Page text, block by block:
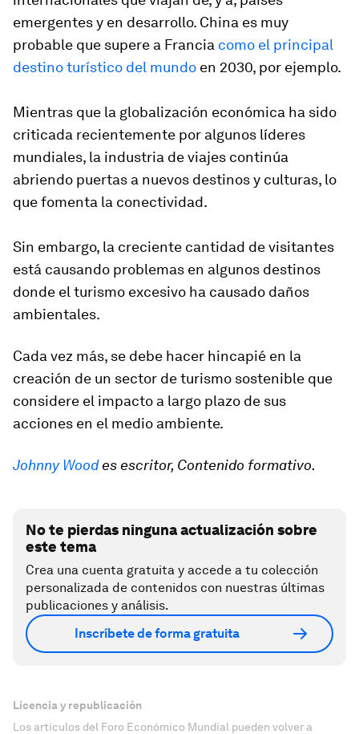
emergentes y en desarrollo. China es muy
probable que supere a Francia como el principal
destino turístico del mundo en 2030, por ejemplo.
Mientras que la globalización económica ha sido
criticada recientemente por algunos líderes
mundiales, la industria de viajes continúa
abriendo puertas a nuevos destinos y culturas, lo
que fomenta la conectividad.
Sin embargo, la creciente cantidad de visitantes
está causando problemas en algunos destinos
donde el turismo excesivo ha causado daños
ambientales.
Cada vez más, se debe hacer hincapié en la
creación de un sector de turismo sostenible que
considere el impacto a largo plazo de sus
acciones en el medio ambiente.
Johnny Woodes escritor, Contenido formativo.
No te pierdas ninguna actualización sobre
este tema
Crea una cuenta gratuita y accede a tu colección
personalizada de contenidos con nuestras últimas
publicaciones y análisis.
Inscríbete de forma gratuita
Licencia y republicación
Los artículos del Foro Económico Mundial pueden volver a